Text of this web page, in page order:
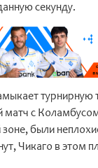
секунду.
турнирную
матч с
были
Чикаго в этом